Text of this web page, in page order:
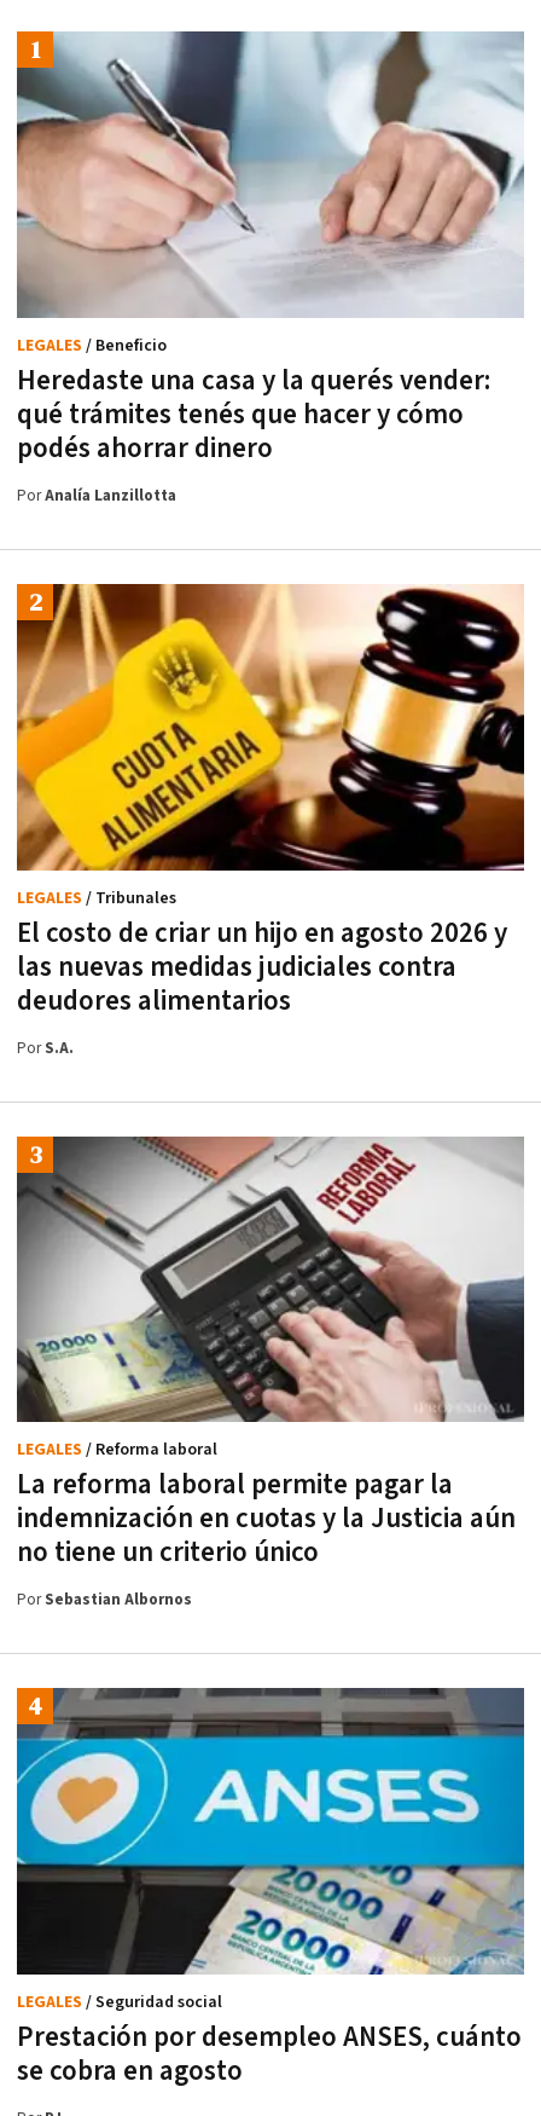
Heredaste una casa y la querés vender:
qué trámites tenés que hacer y cómo
podés ahorrar dinero
LEGALES / Beneficio
PorAnalía Lanzillotta
El costo de criar un hijo en agosto 2026 y
las nuevas medidas judiciales contra
deudores alimentarios
LEGALES / Tribunales
PorS.A.
La reforma laboral permite pagar la
indemnización en cuotas y la Justicia aún
no tiene un criterio único
LEGALES / Reforma laboral
PorSebastian Albornos
Prestación por desempleo ANSES, cuánto
se cobra en agosto
LEGALES / Seguridad social